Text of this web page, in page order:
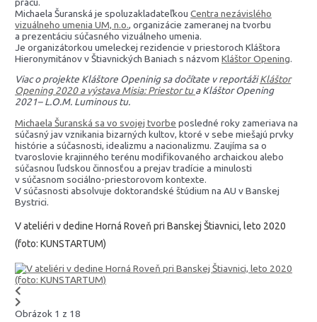
Michaela Šuranská je spoluzakladateľkouCentra nezávislého
vizuálneho umenia UM, n.o., organizácie zameranej na tvorbu
a prezentáciu súčasného vizuálneho umenia.
Je organizátorkou umeleckej rezidencie v priestoroch Kláštora
Hieronymitánov v Štiavnických Baniach s názvomKláštor Opening.
Viac o projekte Kláštore Openinig sa dočítate v reportážiKláštor
Opening 2020 a výstava Misia: Priestor tua Kláštor Opening
2021– L.O.M. Luminous tu.
Michaela Šuranská sa vo svojej tvorbe posledné roky zameriava na
súčasný jav vznikania bizarných kultov, ktoré v sebe miešajú prvky
histórie a súčasnosti, idealizmu a nacionalizmu. Zaujíma sa o
tvaroslovie krajinného terénu modifikovaného archaickou alebo
súčasnou ľudskou činnosťou a prejav tradície a minulosti
v súčasnom sociálno-priestorovom kontexte.
V súčasnosti absolvuje doktorandské štúdium na AU v Banskej
Bystrici.
V ateliéri v dedine Horná Roveň pri Banskej Štiavnici, leto 2020
(foto: KUNSTARTUM)
Obrázok 1 z 18